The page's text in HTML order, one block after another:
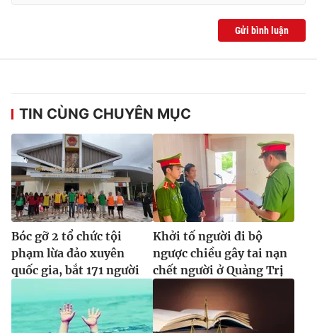
® Cấm sao chép dưới mọi hình thức nếu không có sự chấp
thuận bằng văn bản. Ghi rõ nguồn VTV.vn khi phát hành lại
thông tin từ website này.
Gửi bình luận
TIN CÙNG CHUYÊN MỤC
Bóc gỡ 2 tổ chức tội
phạm lừa đảo xuyên
quốc gia, bắt 171 người
Khởi tố người đi bộ
ngược chiều gây tai nạn
chết người ở Quảng Trị